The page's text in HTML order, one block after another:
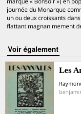
journée du Monarque
un ou deux croissants
flattant magnanimement
voir également
Les